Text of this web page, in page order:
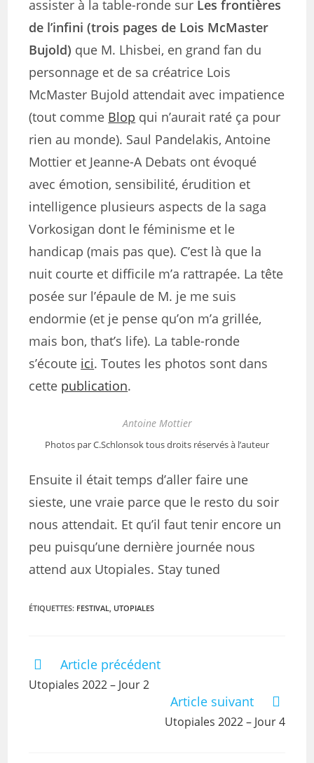
assister à la table-ronde sur Les frontières
de l’infini (trois pages de Lois McMaster
Bujold) que M. Lhisbei, en grand fan du
personnage et de sa créatrice Lois
McMaster Bujold attendait avec impatience
(tout comme Blop qui n’aurait raté ça pour
rien au monde). Saul Pandelakis, Antoine
Mottier et Jeanne-A Debats ont évoqué
avec émotion, sensibilité, érudition et
intelligence plusieurs aspects de la saga
Vorkosigan dont le féminisme et le
handicap (mais pas que). C’est là que la
nuit courte et difficile m’a rattrapée. La tête
posée sur l’épaule de M. je me suis
endormie (et je pense qu’on m’a grillée,
mais bon, that’s life). La table-ronde
s’écoute ici. Toutes les photos sont dans
cette publication.
Antoine Mottier
Photos par C.Schlonsok tous droits réservés à l’auteur
Ensuite il était temps d’aller faire une
sieste, une vraie parce que le resto du soir
nous attendait. Et qu’il faut tenir encore un
peu puisqu’une dernière journée nous
attend aux Utopiales. Stay tuned
ÉTIQUETTES: FESTIVAL, UTOPIALES
Article précédent
Utopiales 2022 – Jour 2
Article suivant
Utopiales 2022 – Jour 4